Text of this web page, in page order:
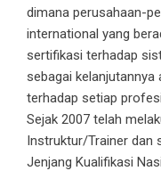
dimana perusahaan-
international yang
sertifikasi terhadap
sebagai
terhadap setiap
Sejak 2007 telah
Instruktur/Trainer dan
Jenjang Kualifikasi